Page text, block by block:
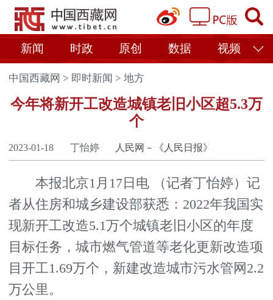
新闻 时政 原创 数据 视频
中国西藏网 > 即时新闻 >地方
今年将新开工改造城镇老旧小区超5.3万
个
2023-01-18 丁怡婷 人民网－《人民日报》
本报北京1月17日电 （记者丁怡婷）记
者从住房和城乡建设部获悉：2022年我国实
现新开工改造5.1万个城镇老旧小区的年度
目标任务，城市燃气管道等老化更新改造项
目开工1.69万个，新建改造城市污水管网2.2
万公里。